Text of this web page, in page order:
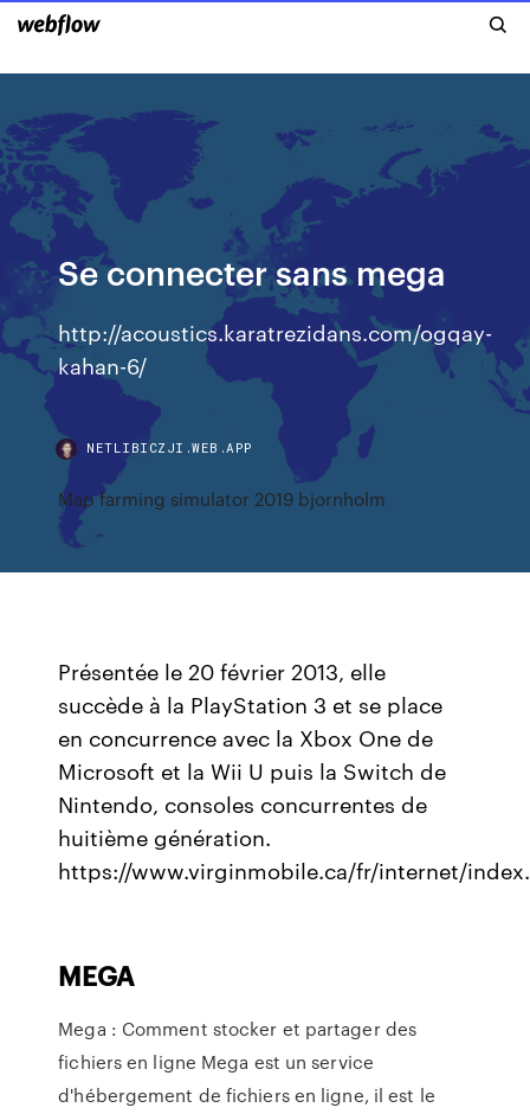
Se connecter sans mega
http://acoustics.karatrezidans.com/ogqay-
kahan-6/
NETLIBICZJI.WEB.APP
Map farming simulator 2019 bjornholm
Présentée le 20 février 2013, elle
succède à la PlayStation 3 et se place
en concurrence avec la Xbox One de
Microsoft et la Wii U puis la Switch de
Nintendo, consoles concurrentes de
huitième génération.
https://www.virginmobile.ca/fr/internet/
MEGA
Mega : Comment stocker et partager des
fichiers en ligne Mega est un service
d'hébergement de fichiers en ligne, il est le